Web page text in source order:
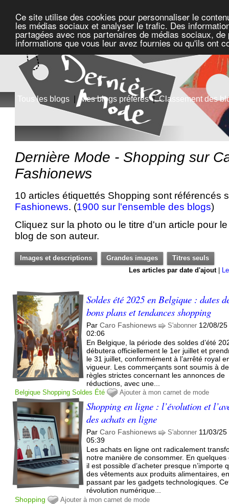
Ce site utilise des cookies pour personnaliser le
les médias sociaux et analyser le trafic. Des
partagées avec nos partenaires de médias sociaux,
informations que vous leur avez fournies ou qu'ils ont
Tous les blogs | Mes blogs préférés|Classement des
Dernière Mode - Shopping sur
Fashionews
10 articles étiquettés Shopping sont référencés
Fashionews. (1900 sur l'ensemble des blogs)
Cliquez sur la photo ou le titre d'un article pour
blog de son auteur.
Images et descriptions Grandes images
Titres seuls
Les articles par date d'ajout|
Soldes été 2025 en Belgique : dates
bons plans et tendances shopping
ParCaro Fashionews S'abonner 12/08/25
02:06
En Belgique, la période des soldes d’été
débutera officiellement le 1er juillet et
le 31 juillet, conformément à l’arrêté royal
vigueur. Les commerçants sont soumis à
règles strictes concernant les annonces de
réductions, avec une...
Belgique Shopping Soldes Été Ajouter à mon carnet de mode
Shopping en ligne : l’évolution et
des achats en ligne
ParCaro Fashionews S'abonner 11/03/25
05:39
Les achats en ligne ont radicalement
notre manière de consommer. En quelques
il est possible d’acheter presque n’importe
des vêtements aux produits alimentaires,
passant par les gadgets technologiques.
révolution numérique...
Shopping
Ajouter à mon carnet de mode